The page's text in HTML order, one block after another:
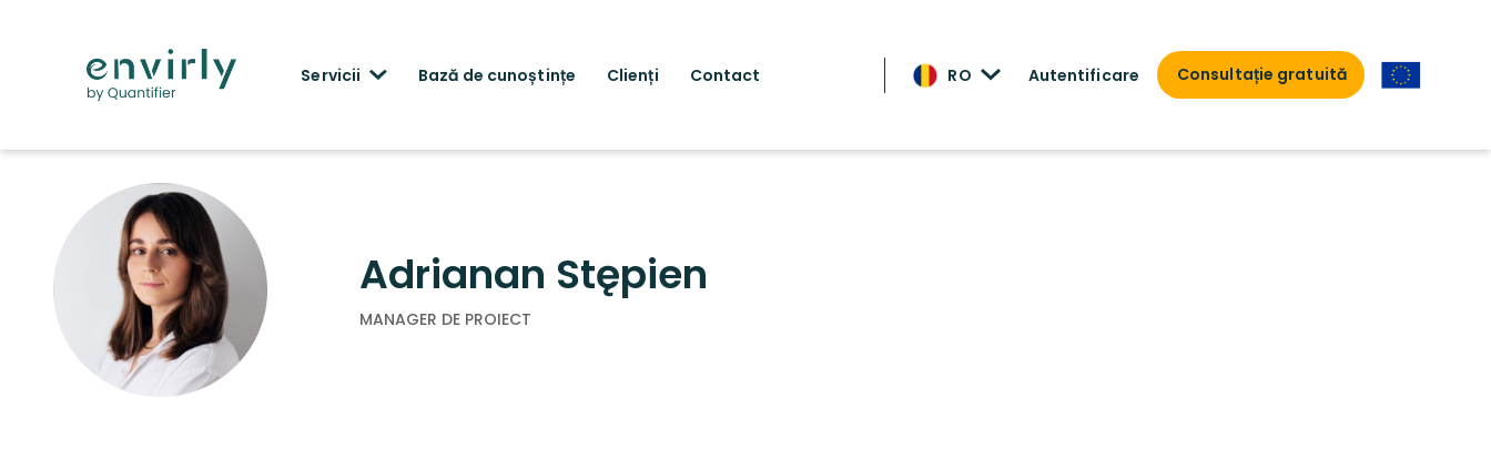
Adrianan Stępien
MANAGER DE PROIECT
Servicii Bază de cunoștințe Clienți Contact RO Autentificare Consultație gratuită